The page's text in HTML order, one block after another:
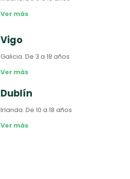
Ver más
Vigo
Galicia.De 3 a 18 años
Ver más
Dublín
Irlanda.De 10 a 18 años
Ver más